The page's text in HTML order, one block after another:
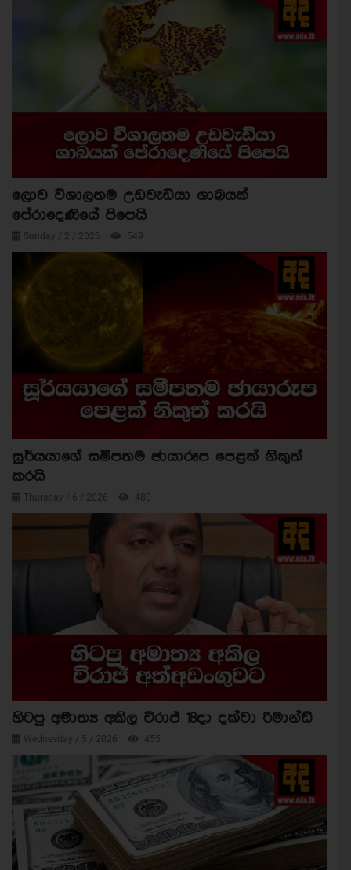
ලොව විශාලතම උඩවැඩියා ශාඛයක්
පේරාදෙණියේ පිපෙයි
Sunday / 2 / 2026 549
සූර්යයාගේ සමීපතම ඡායාරූප පෙළක් නිකුත්
කරයි
Thursday / 6 / 2026 480
හිටපු අමාත්‍ය අකිල විරාජ් 18දා දක්වා රිමාන්ඩ්
Wednesday / 5 / 2026 455